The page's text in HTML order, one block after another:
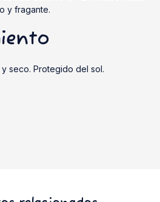
y fragante.
seco. Protegido del sol.